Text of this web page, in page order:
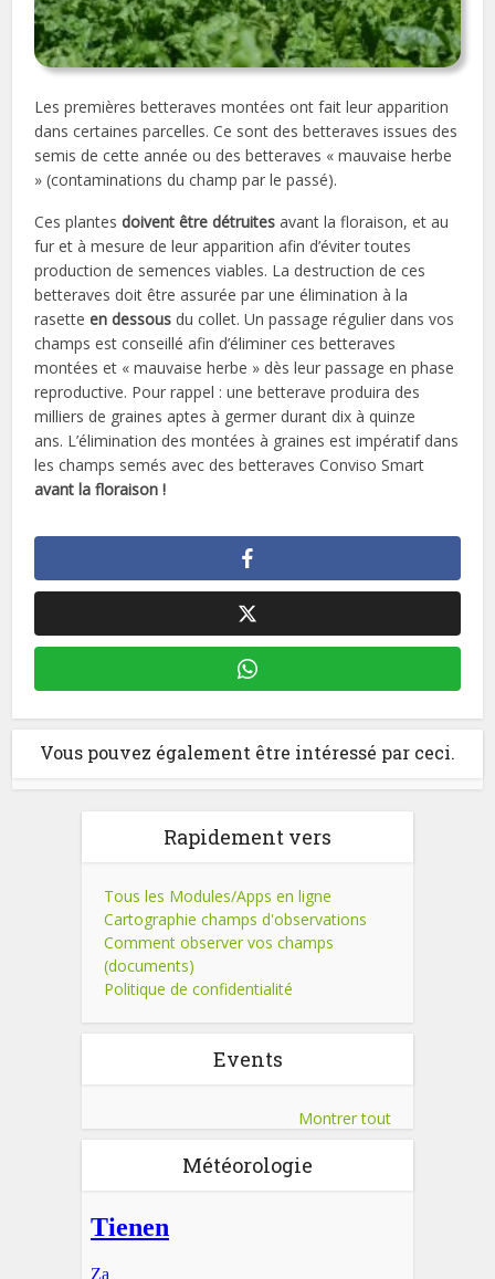
Les premières betteraves montées ont fait leur apparition
dans certaines parcelles. Ce sont des betteraves issues des
semis de cette année ou des betteraves « mauvaise herbe
» (contaminations du champ par le passé).
Ces plantesdoivent être détruites avant la floraison, et au
fur et à mesure de leur apparition afin d’éviter toutes
production de semences viables. La destruction de ces
betteraves doit être assurée par une élimination à la
rasetteen dessous du collet. Un passage régulier dans vos
champs est conseillé afin d’éliminer ces betteraves
montées et « mauvaise herbe » dès leur passage en phase
reproductive. Pour rappel : une betterave produira des
milliers de graines aptes à germer durant dix à quinze
ans. L’élimination des montées à graines est impératif dans
les champs semés avec des betteraves Conviso Smart
avant la floraison !
Vous pouvez également être intéressé par ceci.
Rapidement vers
Tous les Modules/Apps en ligne
Cartographie champs d'observations
Comment observer vos champs
(documents)
Politique de confidentialité
Events
Montrer tout
Météorologie